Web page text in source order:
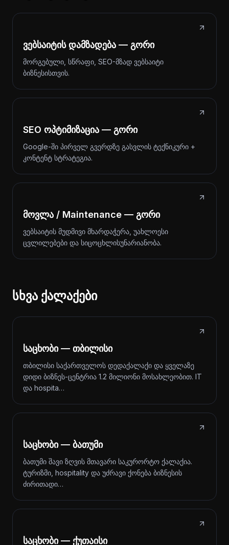
ვებსაიტის დამზადება — გორი
მორგებული, სწრაფი, SEO-მზად ვებსაიტი
ბიზნესისთვის.
SEO ოპტიმიზაცია — გორი
Google-ში პირველ გვერდზე გასვლის ტექნიკური +
კონტენტ სტრატეგია.
მოვლა / Maintenance — გორი
ვებსაიტის მუდმივი მხარდაჭერა, უახლოესი
ცვლილებები და სიცოცხლისუნარიანობა.
სხვა ქალაქები
საცხობი — თბილისი
თბილისი საქართველოს დედაქალაქი და ყველაზე
დიდი ბიზნეს-ცენტრია 1.2 მილიონი მოსახლეობით. IT
და hospita…
საცხობი — ბათუმი
ბათუმი შავი ზღვის მთავარი საკურორტო ქალაქია.
ტურიზმი, hospitality და უძრავი ქონება ბიზნესის
ძირითადი…
საცხობი — ქუთაისი